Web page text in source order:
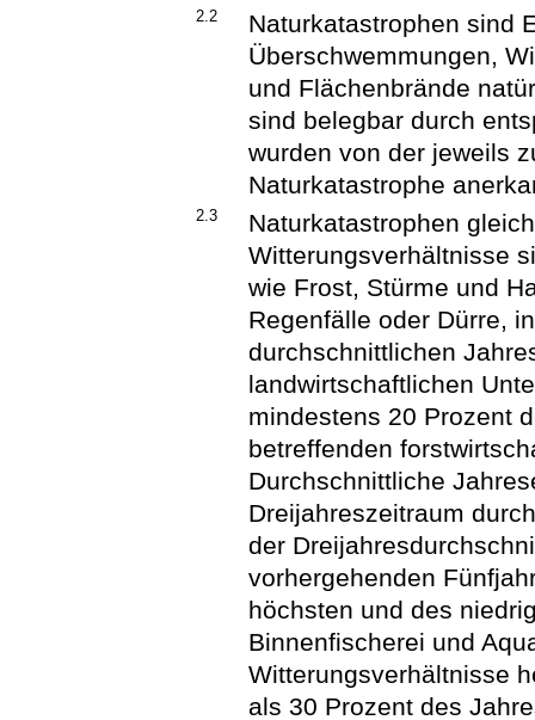
2.2
Naturkatastrophen sind
Überschwemmungen,
und Flächenbrände
sind belegbar durch
wurden von der jeweils
Naturkatastrophe
2.3
Naturkatastrophen
Witterungsverhältnisse
wie Frost, Stürme und
Regenfälle oder Dürre,
durchschnittlichen
landwirtschaftlichen
mindestens 20 Prozent
betreffenden
Durchschnittliche
Dreijahreszeitraum
der
vorhergehenden
höchsten und des
Binnenfischerei und
Witterungsverhältnisse
als 30 Prozent des